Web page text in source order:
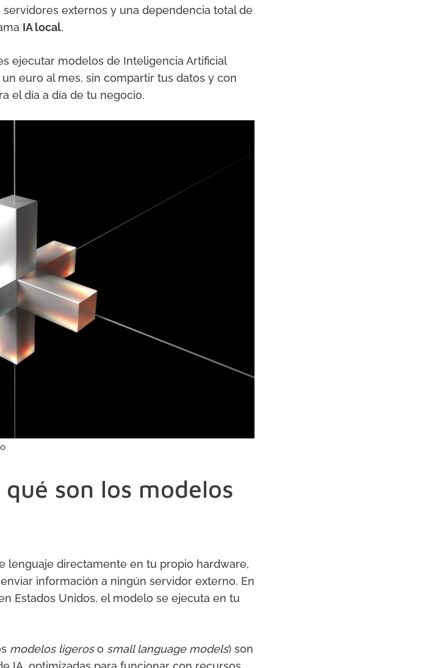
externos y una dependencia total de
IA local.
ejecutar modelos de Inteligencia Artificial
euro al mes, sin compartir tus datos y con
el día a día de tu negocio.
son los modelos
lenguaje directamente en tu propio hardware,
información a ningún servidor externo. En
Estados Unidos, el modelo se ejecuta en tu
modelos ligeroso small language models) son